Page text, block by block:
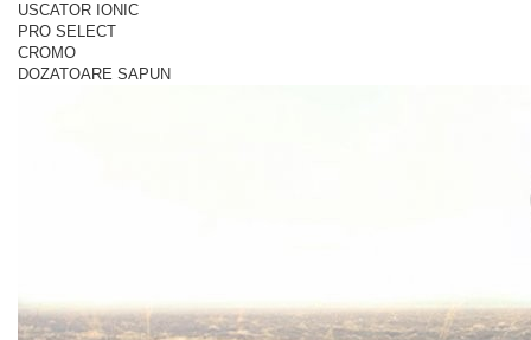
USCATOR IONIC
PRO SELECT
CROMO
DOZATOARE SAPUN